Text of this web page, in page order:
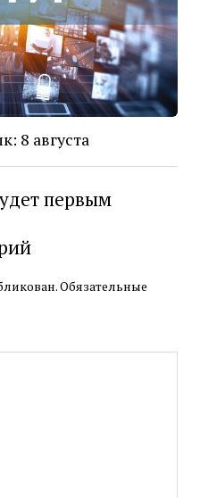
8 августа
первым
Обязательные